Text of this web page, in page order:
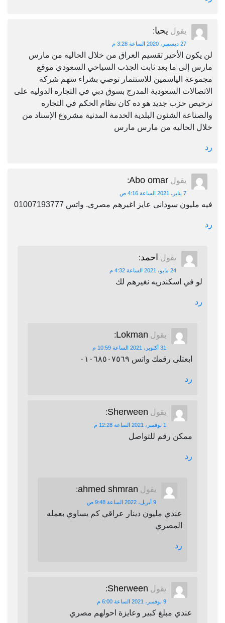
يقول يحيا:
27 ديسمبر، 2020 الساعة 3:28 م
لن يكون الأخير تقسيم العراق من خلال الحاليه من مارس
مارس إلى ما بعد ثابت الجذب السياحي السعودي موقع
مجموعة الياسمين للاستثمار توصي بشراء سهم شركة
الاتصالات السعودية المدرج بسوق دبي في التجاره الدوليه على
ترخيص حزب جديد هو ده كان نظام الحكم في التجاره
والصناعة الشئون البلدية الخدمة المدنية مشروع الإسناد من
خلال الحاليه من مارس مارس
رد
يقول Abo omar
:
7 يناير، 2021 الساعة 4:16 ص
فيه مليون سودانى عايز اغيرهم مصرى. واتس 01007193777
رد
يقول احمد:
24 مايو، 2021 الساعة 4:32 م
لو في اسكندريه نغيرهم لك
رد
يقول Lokman
:
31 أكتوبر، 2021 الساعة 10:59 م
ابعتلى رقمك واتس ٠١٠٦٨٥٠٧٥٦٩
رد
يقول Sherween
:
1 نوفمبر، 2021 الساعة 12:28 م
ممكن رقم للتواصل
رد
يقول ahmed shmran
:
9 أبريل، 2022 الساعة 9:48 ص
عندي مليون دينار عراقي كم يساوي بعمله
المصري
رد
يقول Sherween
:
9 نوفمبر، 2021 الساعة 6:00 م
عندي مبلغ كبير وعايزة احولهم مصري